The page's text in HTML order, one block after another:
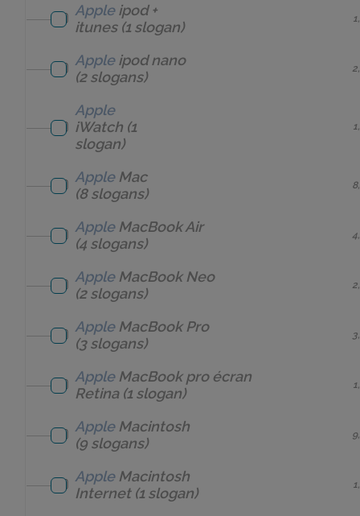
Apple ipod +
itunes(1 slogan)
Apple ipod nano
(2 slogans)
Apple
iWatch (1
slogan)
Apple Mac
(8 slogans)
Apple MacBook Air
(4 slogans)
Apple MacBook Neo
(2 slogans)
Apple MacBook Pro
(3 slogans)
Apple MacBook pro écran
Retina(1 slogan)
Apple Macintosh
(9 slogans)
Apple Macintosh
Internet(1 slogan)